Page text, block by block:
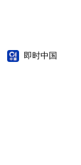
即时中国